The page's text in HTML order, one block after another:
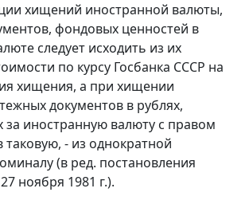
хищений иностранной валюты,
фондовых ценностей в
следует исходить из их
по курсу Госбанка СССР на
хищения, а при хищении
документов в рублях,
иностранную валюту с правом
- из однократной
(в ред. постановления
ноября 1981 г.).